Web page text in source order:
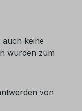
keine
wurden zum
von